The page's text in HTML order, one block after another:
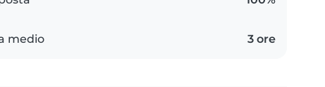
medio 3 ore